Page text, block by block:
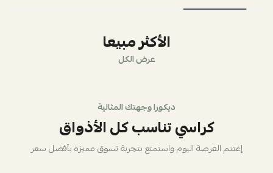
الأكثر مبيعا
عرض الكل
ديكورا وجهتك المثالية
كراسي تناسب كل الأذواق
إغتنم الفرصة اليوم واستمتع بتجربة تسوق مميزة بأفضل سعر